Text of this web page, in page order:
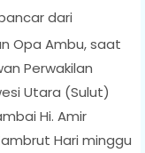
dari
Opa Ambu, saat
Perwakilan
Utara (Sulut)
Hi. Amir
Hari minggu